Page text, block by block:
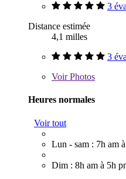
3
Distance estimée
4,1 milles
3
VoirPhotos
Heures normales
Voir tout
Lun - sam : 7h am
Dim : 8h am à 5h